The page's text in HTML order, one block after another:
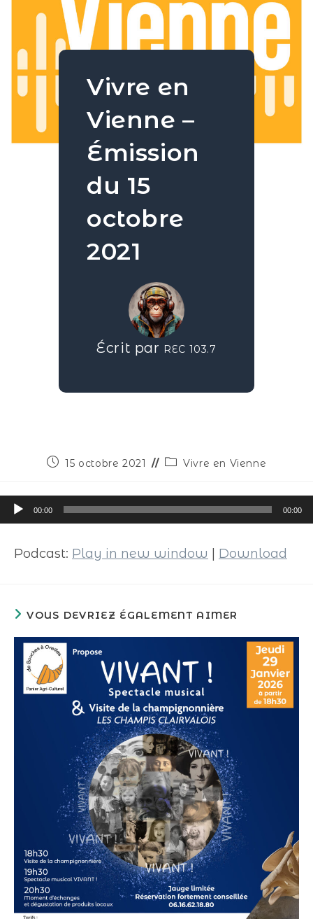
Vivre en
Vienne –
Émission
du 15
octobre
2021
Écrit par REC 103.7
15 octobre 2021 Vivre en Vienne
Lecteur
audio
00:00 00:00
Podcast: Play in new window Download
VOUS DEVRIEZ ÉGALEMENT AIMER